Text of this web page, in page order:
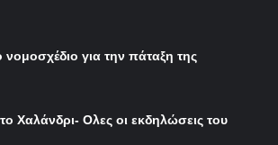
για την πάταξη της
Χαλάνδρι- Ολες οι εκδηλώσεις του